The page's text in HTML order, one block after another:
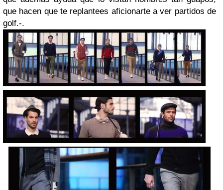
que hacen que te replantees aficionarte a ver partidos de
golf.-.